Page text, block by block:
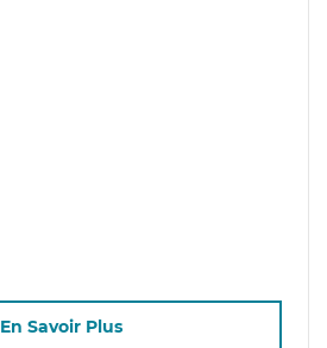
En Savoir Plus